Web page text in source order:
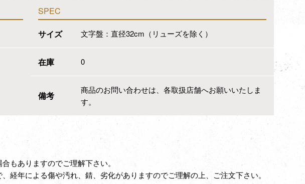
SPEC
サイズ
文字盤：直径32cm（リューズを除く）
在庫 0
備考
商品のお問い合わせは、各取扱店舗へお願いいたしま
す。
もありますのでご理解下さい。
経年による傷や汚れ、錆、劣化がありますのでご理解の上、ご注文下さい。